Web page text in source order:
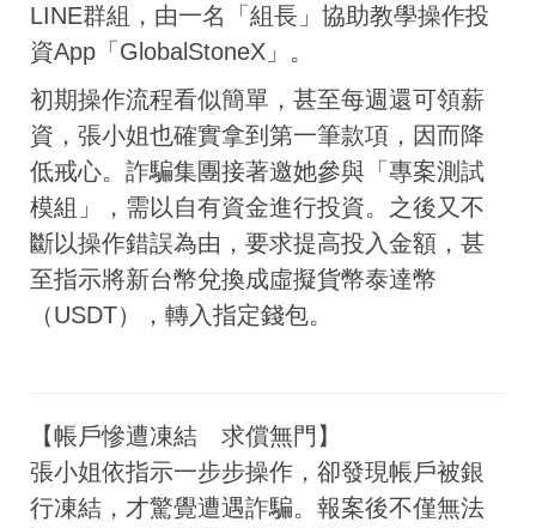
LINE群組，由一名「組長」協助教學操作投
資App「GlobalStoneX」。
初期操作流程看似簡單，甚至每週還可領薪
資，張小姐也確實拿到第一筆款項，因而降
低戒心。詐騙集團接著邀她參與「專案測試
模組」，需以自有資金進行投資。之後又不
斷以操作錯誤為由，要求提高投入金額，甚
至指示將新台幣兌換成虛擬貨幣泰達幣
（USDT），轉入指定錢包。
【帳戶慘遭凍結 求償無門】
張小姐依指示一步步操作，卻發現帳戶被銀
行凍結，才驚覺遭遇詐騙。報案後不僅無法